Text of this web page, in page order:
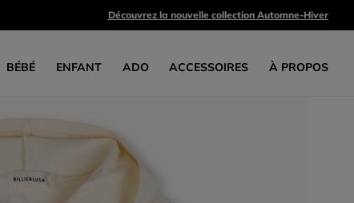
Découvrez la nouvelle collection Automne-Hiver
BÉBÉ ENFANT ADO ACCESSOIRES À PROPOS